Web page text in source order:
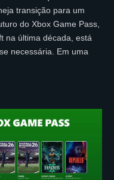
transição para um
do Xbox Game Pass,
na última década, está
necessária. Em uma